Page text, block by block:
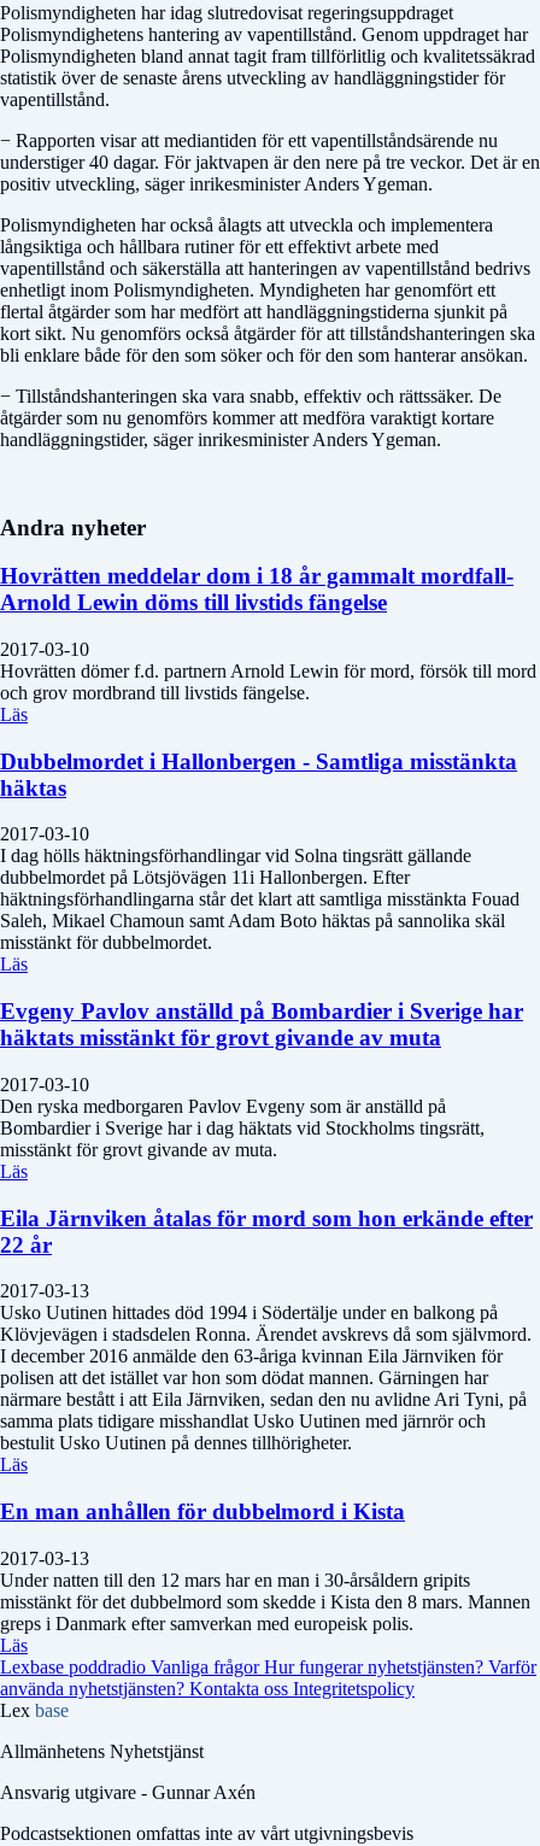
Polismyndigheten har idag slutredovisat regeringsuppdraget
Polismyndighetens hantering av vapentillstånd. Genom uppdraget har
Polismyndigheten bland annat tagit fram tillförlitlig och kvalitetssäkrad
statistik över de senaste årens utveckling av handläggningstider för
vapentillstånd.
− Rapporten visar att mediantiden för ett vapentillståndsärende nu
understiger 40 dagar. För jaktvapen är den nere på tre veckor. Det är en
positiv utveckling, säger inrikesminister Anders Ygeman.
Polismyndigheten har också ålagts att utveckla och implementera
långsiktiga och hållbara rutiner för ett effektivt arbete med
vapentillstånd och säkerställa att hanteringen av vapentillstånd bedrivs
enhetligt inom Polismyndigheten. Myndigheten har genomfört ett
flertal åtgärder som har medfört att handläggningstiderna sjunkit på
kort sikt. Nu genomförs också åtgärder för att tillståndshanteringen ska
bli enklare både för den som söker och för den som hanterar ansökan.
− Tillståndshanteringen ska vara snabb, effektiv och rättssäker. De
åtgärder som nu genomförs kommer att medföra varaktigt kortare
handläggningstider, säger inrikesminister Anders Ygeman.
Andra nyheter
Hovrätten meddelar dom i 18 år gammalt mordfall-
Arnold Lewin döms till livstids fängelse
2017-03-10
Hovrätten dömer f.d. partnern Arnold Lewin för mord, försök till mord
och grov mordbrand till livstids fängelse.
Läs
Dubbelmordet i Hallonbergen - Samtliga misstänkta
häktas
2017-03-10
I dag hölls häktningsförhandlingar vid Solna tingsrätt gällande
dubbelmordet på Lötsjövägen 11i Hallonbergen. Efter
häktningsförhandlingarna står det klart att samtliga misstänkta Fouad
Saleh, Mikael Chamoun samt Adam Boto häktas på sannolika skäl
misstänkt för dubbelmordet.
Läs
Evgeny Pavlov anställd på Bombardier i Sverige har
häktats misstänkt för grovt givande av muta
2017-03-10
Den ryska medborgaren Pavlov Evgeny som är anställd på
Bombardier i Sverige har i dag häktats vid Stockholms tingsrätt,
misstänkt för grovt givande av muta.
Läs
Eila Järnviken åtalas för mord som hon erkände efter
22 år
2017-03-13
Usko Uutinen hittades död 1994 i Södertälje under en balkong på
Klövjevägen i stadsdelen Ronna. Ärendet avskrevs då som självmord.
I december 2016 anmälde den 63-åriga kvinnan Eila Järnviken för
polisen att det istället var hon som dödat mannen. Gärningen har
närmare bestått i att Eila Järnviken, sedan den nu avlidne Ari Tyni, på
samma plats tidigare misshandlat Usko Uutinen med järnrör och
bestulit Usko Uutinen på dennes tillhörigheter.
Läs
En man anhållen för dubbelmord i Kista
2017-03-13
Under natten till den 12 mars har en man i 30-årsåldern gripits
misstänkt för det dubbelmord som skedde i Kista den 8 mars. Mannen
greps i Danmark efter samverkan med europeisk polis.
Läs
Lexbase poddradio Vanliga frågorHur fungerar nyhetstjänsten? Varför
använda nyhetstjänsten? Kontakta oss Integritetspolicy
Lex base
Allmänhetens Nyhetstjänst
Ansvarig utgivare - Gunnar Axén
Podcastsektionen omfattas inte av vårt utgivningsbevis